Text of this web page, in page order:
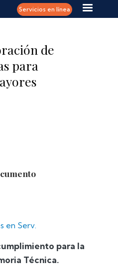
Servicios en línea
de
para
en Serv.
para la
Técnica.